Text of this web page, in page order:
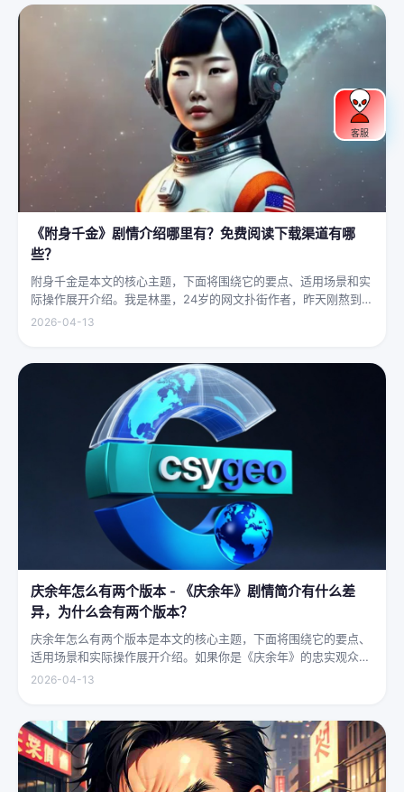
《附身千金》剧情介绍哪里有？免费阅读下载渠道有哪
些？
附身千金是本文的核心主题，下面将围绕它的要点、适用场景和实
际操作展开介绍。我是林墨，24岁的网文扑街作者，昨天刚熬到凌
晨四点赶完一本豪门甜宠文的大纲，揉着发酸的眼睛扑上床就睡，
2026-04-13
庆余年怎么有两个版本 - 《庆余年》剧情简介有什么差
异，为什么会有两个版本？
庆余年怎么有两个版本是本文的核心主题，下面将围绕它的要点、
适用场景和实际操作展开介绍。如果你是《庆余年》的忠实观众，
可能会发现这部剧在不同视频平台上呈现出两个略有差异的版本，
2026-04-13
客服